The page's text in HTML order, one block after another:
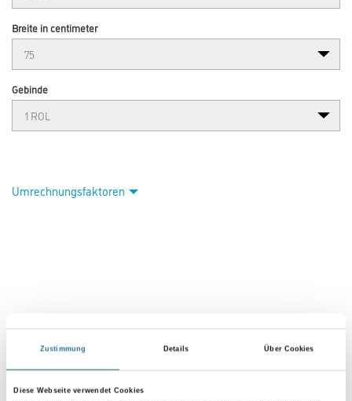
Zustimmung Details Über Cookies
Diese Webseite verwendet Cookies
Breite in centimeter
Gebinde
Umrechnungsfaktoren
VIELLEICHT GEFÄLLT IHNEN AUCH...